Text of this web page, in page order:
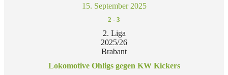
15. September 2025
2 - 3
2. Liga
2025/26
Brabant
Lokomotive Ohligs gegen KW Kickers